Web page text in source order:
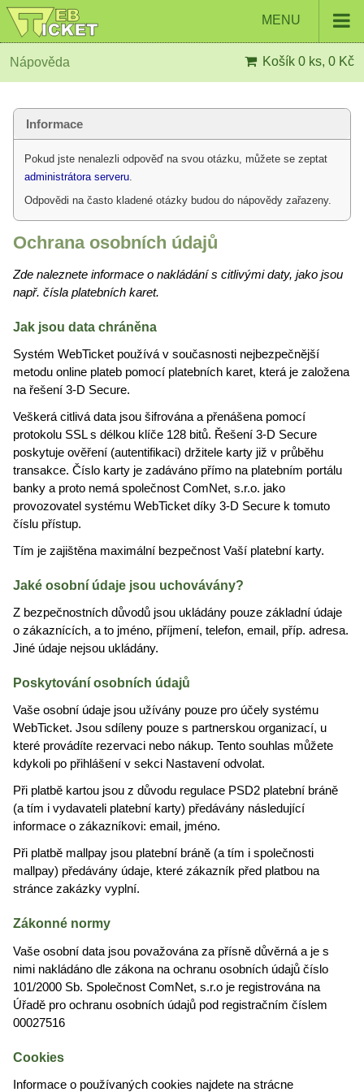
MENU
Nápověda Košík 0 ks, 0 Kč
Informace
Pokud jste nenalezli odpověď na svou otázku, můžete se zeptat
administrátora serveru.
Odpovědi na často kladené otázky budou do nápovědy zařazeny.
Ochrana osobních údajů
Zde naleznete informace o nakládání s citlivými daty, jako jsou
např. čísla platebních karet.
Jak jsou data chráněna
Systém WebTicket používá v současnosti nejbezpečnější
metodu online plateb pomocí platebních karet, která je založena
na řešení 3-D Secure.
Veškerá citlivá data jsou šifrována a přenášena pomocí
protokolu SSL s délkou klíče 128 bitů. Řešení 3-D Secure
poskytuje ověření (autentifikaci) držitele karty již v průběhu
transakce. Číslo karty je zadáváno přímo na platebním portálu
banky a proto nemá společnost ComNet, s.r.o. jako
provozovatel systému WebTicket díky 3-D Secure k tomuto
číslu přístup.
Tím je zajištěna maximální bezpečnost Vaší platební karty.
Jaké osobní údaje jsou uchovávány?
Z bezpečnostních důvodů jsou ukládány pouze základní údaje
o zákaznících, a to jméno, příjmení, telefon, email, příp. adresa.
Jiné údaje nejsou ukládány.
Poskytování osobních údajů
Vaše osobní údaje jsou užívány pouze pro účely systému
WebTicket. Jsou sdíleny pouze s partnerskou organizací, u
které provádíte rezervaci nebo nákup. Tento souhlas můžete
kdykoli po přihlášení v sekci Nastavení odvolat.
Při platbě kartou jsou z důvodu regulace PSD2 platební bráně
(a tím i vydavateli platební karty) předávány následující
informace o zákazníkovi: email, jméno.
Při platbě mallpay jsou platební bráně (a tím i společnosti
mallpay) předávány údaje, které zákazník před platbou na
stránce zakázky vyplní.
Zákonné normy
Vaše osobní data jsou považována za přísně důvěrná a je s
nimi nakládáno dle zákona na ochranu osobních údajů číslo
101/2000 Sb. Společnost ComNet, s.r.o je registrována na
Úřadě pro ochranu osobních údajů pod registračním číslem
00027516
Cookies
Informace o používaných cookies najdete na strácne